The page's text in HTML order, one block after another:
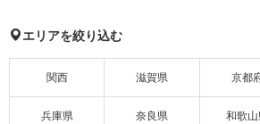
エリアを絞り込む
関西 滋賀県 京都
兵庫県 奈良県 和歌